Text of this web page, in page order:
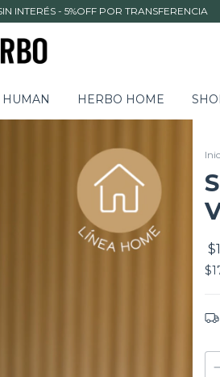
INTERÉS - 5%OFF POR TRANSFERENCIA
HERBO HOME